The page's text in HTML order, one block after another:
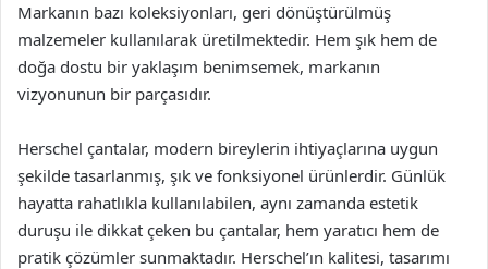
Markanın bazı koleksiyonları, geri dönüştürülmüş
malzemeler kullanılarak üretilmektedir. Hem şık hem de
doğa dostu bir yaklaşım benimsemek, markanın
vizyonunun bir parçasıdır.
Herschel çantalar, modern bireylerin ihtiyaçlarına uygun
şekilde tasarlanmış, şık ve fonksiyonel ürünlerdir. Günlük
hayatta rahatlıkla kullanılabilen, aynı zamanda estetik
duruşu ile dikkat çeken bu çantalar, hem yaratıcı hem de
pratik çözümler sunmaktadır. Herschel’ın kalitesi, tasarımı